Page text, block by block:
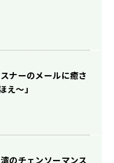
ナーのメールに癒さ
え〜」
のチェンソーマンス